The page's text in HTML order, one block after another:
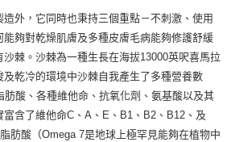
外，它同時也秉持三個重點－不刺激、使用
夠對乾燥肌膚及多種皮膚毛病能夠修護舒緩
棘。沙棘為一種生長在海拔13000英呎喜馬拉
乾冷的環境中沙棘自我產生了多種營養數
肪酸、各種維他命、抗氧化劑、氨基酸以及其
含了維他命C、A、E、B1、B2、B12、及
肪酸（Omega 7是地球上極罕見能夠在植物中